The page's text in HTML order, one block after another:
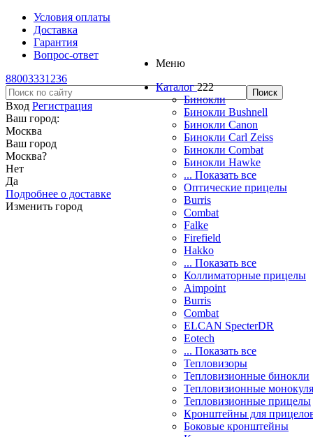
Условия оплаты
Доставка
Гарантия
Вопрос-ответ
88003331236
Вход Регистрация
Ваш город:
Москва
Ваш город
Москва?
Нет
Да
Подробнее о доставке
Изменить город
Меню
Каталог 222
Бинокли
Бинокли Bushnell
Бинокли Canon
Бинокли Carl Zeiss
Бинокли Combat
Бинокли Hawke
... Показать все
Оптические прицелы
Burris
Combat
Falke
Firefield
Hakko
... Показать все
Коллиматорные прицелы
Aimpoint
Burris
Combat
ELCAN SpecterDR
Eotech
... Показать все
Тепловизоры
Тепловизионные бинокли
Тепловизионные
Тепловизионные прицелы
Кронштейны для
Боковые кронштейны